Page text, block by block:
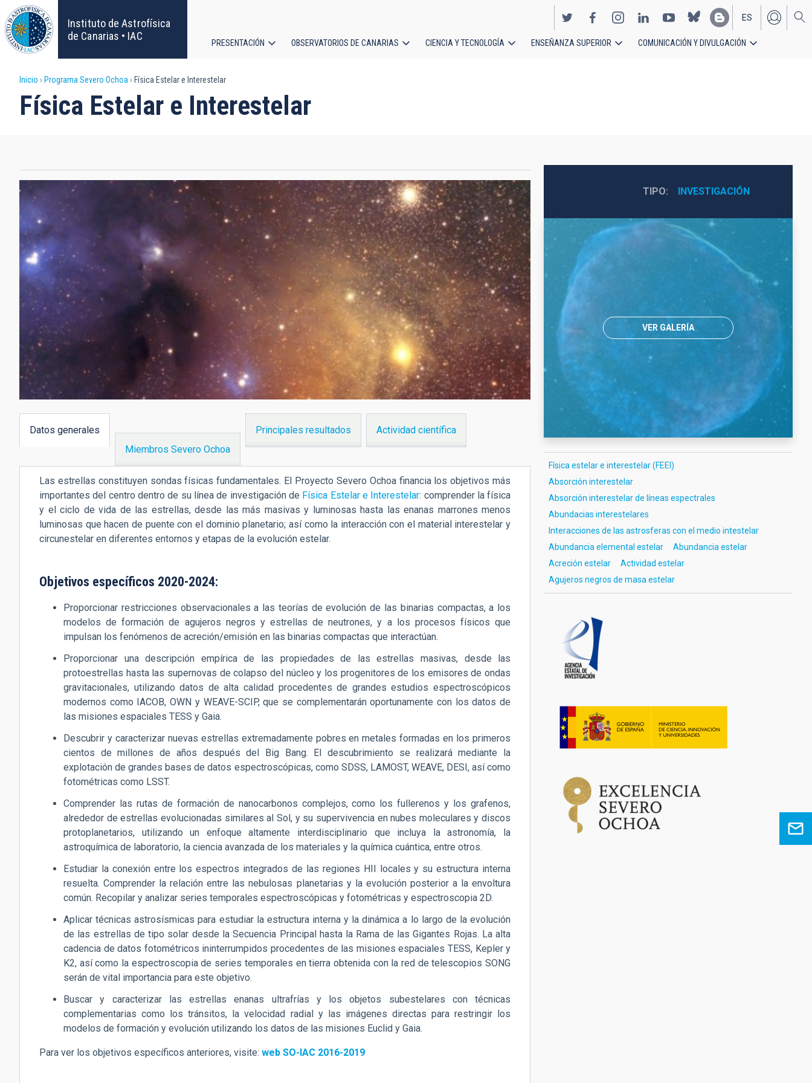
Pasar
al
contenido
principal
Instituto de Astrofísica
de Canarias • IAC
EN
ES
principal
PRESENTACIÓN OBSERVATORIOS DE CANARIAS CIENCIA Y TECNOLOGÍA ENSEÑANZA SUPERIOR COMUNICACIÓN Y DIVULGACIÓN
Sobrescribir
enlaces
ayuda
a
la
navegación
Inicio Programa Severo Ochoa Física Estelar e Interestelar
Física Estelar e Interestelar
Datos generales
Miembros Severo Ochoa
Principales resultados Actividad científica
Las estrellas constituyen sondas físicas fundamentales. El Proyecto Severo Ochoa financia los objetivos más
importantes del centro dentro de su línea de investigación de Física Estelar e Interestelar: comprender la física
y el ciclo de vida de las estrellas, desde las más masivas y luminosas hasta las enanas marrones menos
luminosas que hacen de puente con el dominio planetario; así como la interacción con el material interestelar y
circunestelar en diferentes entornos y etapas de la evolución estelar.
Objetivos específicos 2020-2024:
Proporcionar restricciones observacionales a las teorías de evolución de las binarias compactas, a los
modelos de formación de agujeros negros y estrellas de neutrones, y a los procesos físicos que
impulsan los fenómenos de acreción/emisión en las binarias compactas que interactúan.
Proporcionar una descripción empírica de las propiedades de las estrellas masivas, desde las
protoestrellas hasta las supernovas de colapso del núcleo y los progenitores de los emisores de ondas
gravitacionales, utilizando datos de alta calidad procedentes de grandes estudios espectroscópicos
modernos como IACOB, OWN y WEAVE-SCIP, que se complementarán oportunamente con los datos de
las misiones espaciales TESS y Gaia.
Descubrir y caracterizar nuevas estrellas extremadamente pobres en metales formadas en los primeros
cientos de millones de años después del Big Bang. El descubrimiento se realizará mediante la
explotación de grandes bases de datos espectroscópicas, como SDSS, LAMOST, WEAVE, DESI, así como
fotométricas como LSST.
Comprender las rutas de formación de nanocarbonos complejos, como los fullerenos y los grafenos,
alrededor de estrellas evolucionadas similares al Sol, y su supervivencia en nubes moleculares y discos
protoplanetarios, utilizando un enfoque altamente interdisciplinario que incluya la astronomía, la
astroquímica de laboratorio, la ciencia avanzada de los materiales y la química cuántica, entre otros.
Estudiar la conexión entre los espectros integrados de las regiones HII locales y su estructura interna
resuelta. Comprender la relación entre las nebulosas planetarias y la evolución posterior a la envoltura
común. Recopilar y analizar series temporales espectroscópicas y fotométricas y espectroscopia 2D.
Aplicar técnicas astrosísmicas para estudiar la estructura interna y la dinámica a lo largo de la evolución
de las estrellas de tipo solar desde la Secuencia Principal hasta la Rama de las Gigantes Rojas. La alta
cadencia de datos fotométricos ininterrumpidos procedentes de las misiones espaciales TESS, Kepler y
K2, así como la espectroscopia de series temporales en tierra obtenida con la red de telescopios SONG
serán de vital importancia para este objetivo.
Buscar y caracterizar las estrellas enanas ultrafrías y los objetos subestelares con técnicas
complementarias como los tránsitos, la velocidad radial y las imágenes directas para restringir los
modelos de formación y evolución utilizando los datos de las misiones Euclid y Gaia.
Para ver los objetivos específicos anteriores, visite: web SO-IAC 2016-2019
TIPO INVESTIGACIÓN
VER GALERÍA
Física estelar e interestelar (FEEI)
Absorción interestelar
Absorción interestelar de líneas espectrales
Abundacias interestelares
Interacciones de las astrosferas con el medio intestelar
Abundancia elemental estelar
Abundancia estelar
Acreción estelar
Actividad estelar
Agujeros negros de masa estelar